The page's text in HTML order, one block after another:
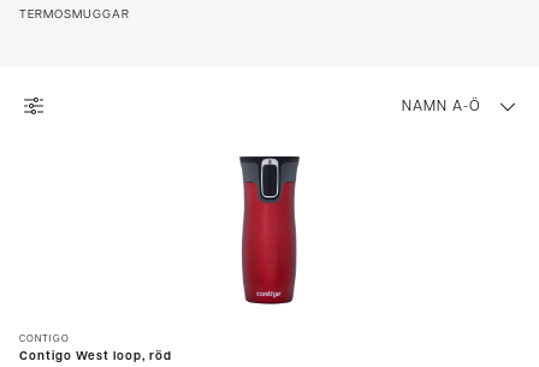
TERMOSMUGGAR
NAMN A-Ö
CONTIGO
Contigo West loop, röd